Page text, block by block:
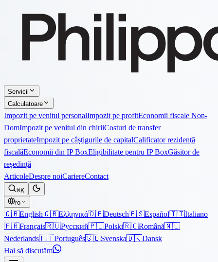
Servicii
Calculatoare
Impozit pe venitul personalImpozit pe profitEconomii fiscale Non-
DomImpozit pe venitul din chiriiCosturi de transfer
proprietateImpozit pe câștigurile de capitalCalificator rezidență
fiscalăEconomii din IP BoxEligibilitate pentru IP BoxGăsitor de
reședință
ArticoleDespre noiCariereContact
⌘K
ro
🇬🇧English🇬🇷Ελληνικά🇩🇪Deutsch🇪🇸Español🇮🇹Italiano
🇫🇷Français🇷🇺Русский🇵🇱Polski🇷🇴Română🇳🇱
Nederlands🇵🇹Português🇸🇪Svenska🇩🇰Dansk
Hai să discutăm